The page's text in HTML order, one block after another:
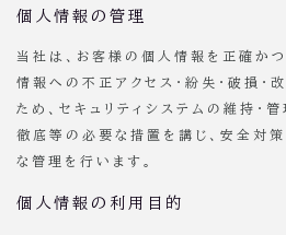
個人情報の管理
当社は、お客様の個人情報を正確か
情報への不正アクセス・紛失・破損・
ため、セキュリティシステムの維持・
徹底等の必要な措置を講じ、安全対
な管理を行います。
個人情報の利用目的